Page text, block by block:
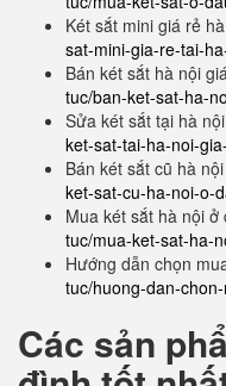
Két sắt mini giá rẻ
sat-mini-gia-re-tai-
Bán két sắt hà nội
tuc/ban-ket-sat-ha-
Sửa két sắt tại hà nội
ket-sat-tai-ha-noi-
Bán két sắt cũ hà nội
ket-sat-cu-ha-noi-o-
Mua két sắt hà nội ở
tuc/mua-ket-sat-ha-
Hướng dẫn chọn
tuc/huong-dan-
Các sản